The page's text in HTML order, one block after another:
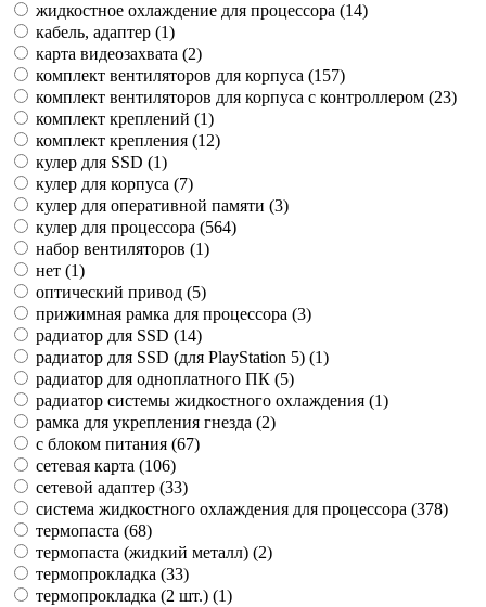
жидкостное охлаждение для процессора (14)
кабель, адаптер (1)
карта видеозахвата (2)
комплект вентиляторов для корпуса (157)
комплект вентиляторов для корпуса с контроллером (23)
комплект креплений (1)
комплект крепления (12)
кулер для SSD (1)
кулер для корпуса (7)
кулер для оперативной памяти (3)
кулер для процессора (564)
набор вентиляторов (1)
нет (1)
оптический привод (5)
прижимная рамка для процессора (3)
радиатор для SSD (14)
радиатор для SSD (для PlayStation 5) (1)
радиатор для одноплатного ПК (5)
радиатор системы жидкостного охлаждения (1)
рамка для укрепления гнезда (2)
с блоком питания (67)
сетевая карта (106)
сетевой адаптер (33)
система жидкостного охлаждения для процессора (378)
термопаста (68)
термопаста (жидкий металл) (2)
термопрокладка (33)
термопрокладка (2 шт.) (1)